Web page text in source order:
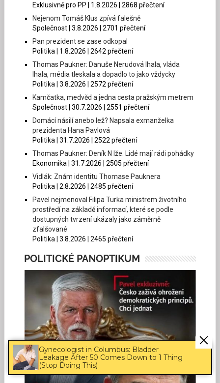
Gynecologist in Columbus: Bladder
Leakage After 50 Comes Down to 1 Thing
(Stop Doing This)
Exklusivně pro PP | 1.8.2026 | 2868 přečtení
Nejenom Tomáš Klus zpívá falešně
Společnost | 3.8.2026 | 2701 přečtení
Pan prezident se zase odkopal
Politika | 1.8.2026 | 2642 přečtení
Thomas Paukner: Danuše Nerudová lhala, vláda
lhala, média tleskala a dopadlo to jako vždycky
Politika | 3.8.2026 | 2572 přečtení
Kamčatka, medvěd a jedna cesta pražským metrem
Společnost | 30.7.2026 | 2551 přečtení
Domácí násilí anebo lež? Napsala exmanželka
prezidenta Hana Pavlová
Politika | 31.7.2026 | 2522 přečtení
Thomas Paukner: Deník N lže. Lidé mají rádi pohádky
Ekonomika | 31.7.2026 | 2505 přečtení
Vidlák: Znám identitu Thomase Pauknera
Politika | 2.8.2026 | 2485 přečtení
Pavel nejmenoval Filipa Turka ministrem životního
prostředí na základě informací, které se podle
dostupných tvrzení ukázaly jako záměrně
zfalšované
Politika | 3.8.2026 | 2465 přečtení
POLITICKÉ PANOPTIKUM